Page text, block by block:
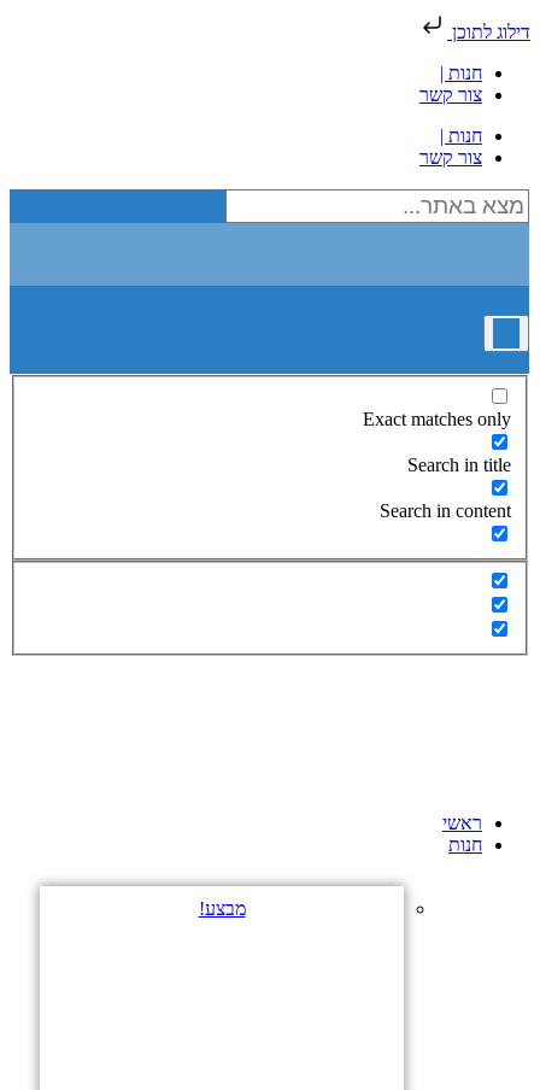
דילוג לתוכן
חנות |
צור קשר
חנות |
צור קשר
Exact matches only
Search in title
Search in content
ראשי
חנות
מבצע!